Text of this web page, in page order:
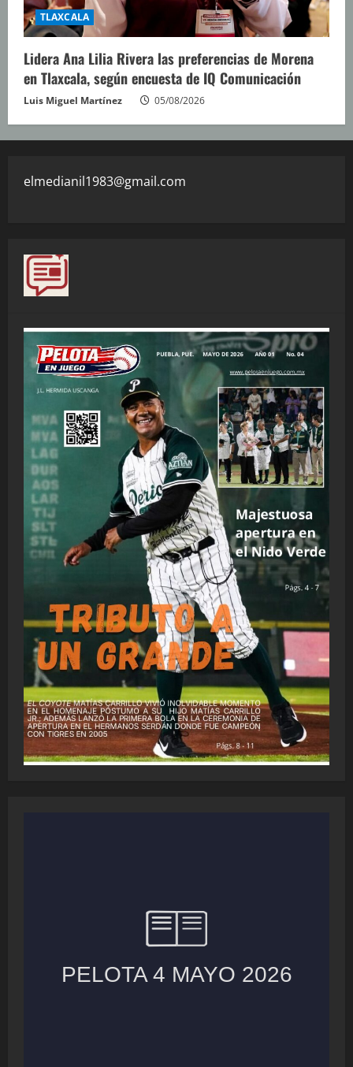
TLAXCALA
Lidera Ana Lilia Rivera las preferencias de Morena
en Tlaxcala, según encuesta de IQ Comunicación
Luis Miguel Martínez 05/08/2026
elmedianil1983@gmail.com